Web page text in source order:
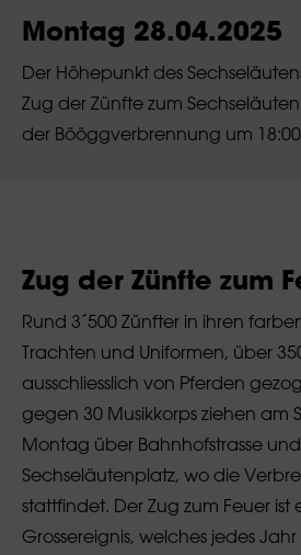
Montag 28.04.2025
Der Höhepunkt des
Zug der Zünfte zum
der Bööggverbrennung um 18:00
Zug der Zünfte zum
Rund 3´500 Zünfter in ihren
Trachten und Uniformen, über
ausschliesslich von Pferden
gegen 30 Musikkorps ziehen am
Montag über Bahnhofstrasse
Sechseläutenplatz, wo die
stattfindet. Der Zug zum Feuer ist
Grossereignis, welches jedes